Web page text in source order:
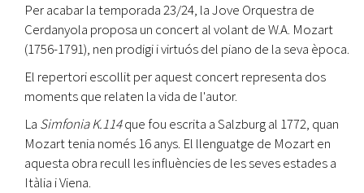
Per acabar la temporada 23/24, la Jove Orquestra de
Cerdanyola proposa un concert al volant de W.A. Mozart
(1756-1791), nen prodigi i virtuós del piano de la seva època.
El repertori escollit per aquest concert representa dos
moments que relaten la vida de l'autor.
La Simfonia K.114que fou escrita a Salzburg al 1772, quan
Mozart tenia només 16 anys. El llenguatge de Mozart en
aquesta obra recull les influències de les seves estades a
Itàlia i Viena.